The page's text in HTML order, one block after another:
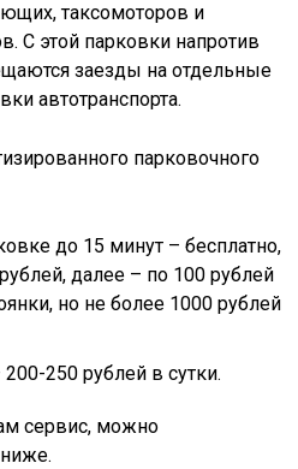
таксомоторов и
С этой парковки напротив
заезды на отдельные
автотранспорта.
парковочного
до 15 минут – бесплатно,
далее – по 100 рублей
но не более 1000 рублей
250 рублей в сутки.
сервис, можно